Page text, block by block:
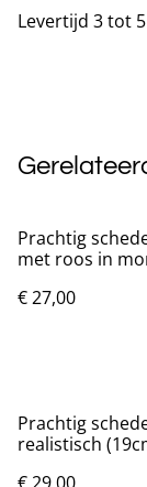
Levertijd 3 tot
Prachtig
met roos in
€ 27,00
Prachtig
realistisch